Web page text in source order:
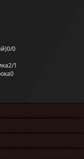
0/0
2/1
0